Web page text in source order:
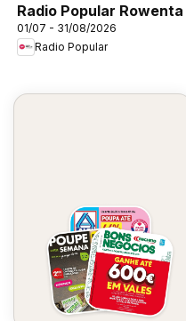
Radio Popular Rowenta
01/07 - 31/08/2026
Radio Popular